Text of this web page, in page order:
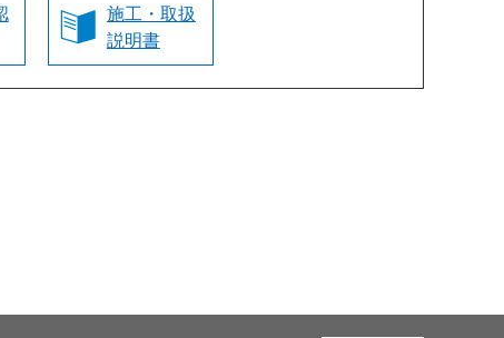
施工・取扱
説明書